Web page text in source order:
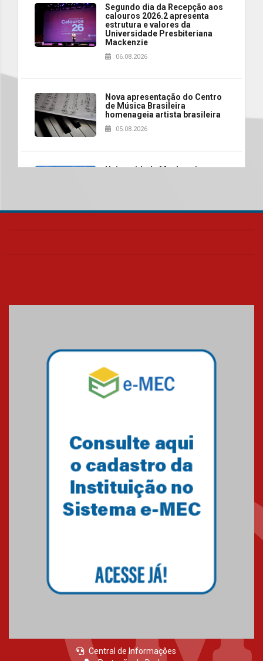
Segundo dia da Recepção aos
calouros 2026.2 apresenta
estrutura e valores da
Universidade Presbiteriana
Mackenzie
06.08.2026
Nova apresentação do Centro
de Música Brasileira
homenageia artista brasileira
05.08.2026
Universidade Mackenzie
das novas tecnologias em
04.08.2026
Como o Colégio Mackenzie
Brasília prepara seus
Como os pais podem investir
na educação dos filhos além da
escola
docentes para debater
inovação e desafios da
educação superior
04.08.2026
Central de Informações